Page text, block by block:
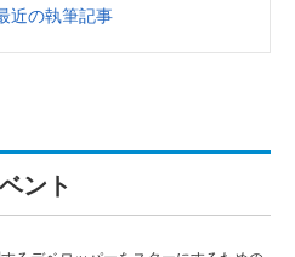
近の執筆記事
ント